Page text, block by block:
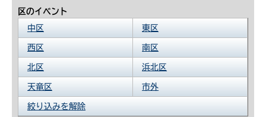
区のイベント
中区
東区
西区 南区
北区 浜北区
天竜区 市外
絞り込みを解除